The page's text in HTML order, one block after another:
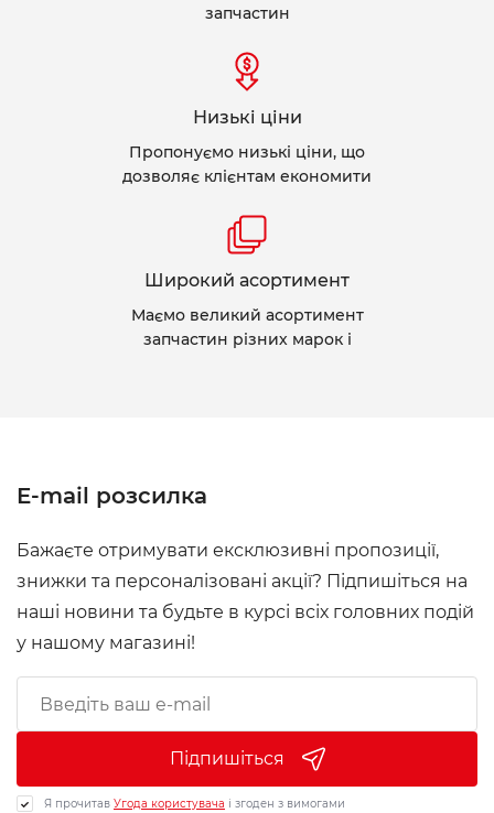
запчастин
Низькі ціни
Пропонуємо низькі ціни, що
дозволяє клієнтам економити
Широкий асортимент
Маємо великий асортимент
запчастин різних марок і
E-mail розсилка
Бажаєте отримувати ексклюзивні пропозиції,
знижки та персоналізовані акції? Підпишіться на
наші новини та будьте в курсі всіх головних подій
у нашому магазині!
Підпишіться
Я прочитав Угода користувача і згоден з вимогами